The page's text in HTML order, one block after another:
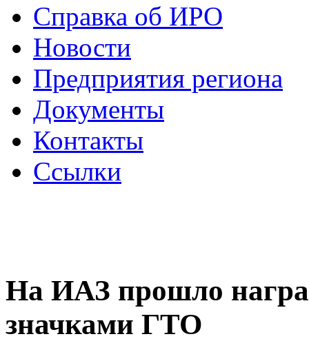
Справка об ИРО
Новости
Предприятия региона
Документы
Контакты
Ссылки
На ИАЗ прошло
значками ГТО